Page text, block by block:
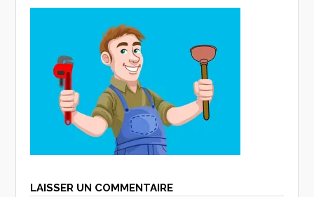
LAISSER UN COMMENTAIRE